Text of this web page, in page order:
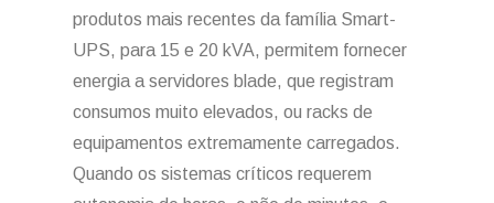
produtos mais recentes da família Smart-
UPS, para 15 e 20 kVA, permitem fornecer
energia a servidores blade, que registram
consumos muito elevados, ou racks de
equipamentos extremamente carregados.
Quando os sistemas críticos requerem